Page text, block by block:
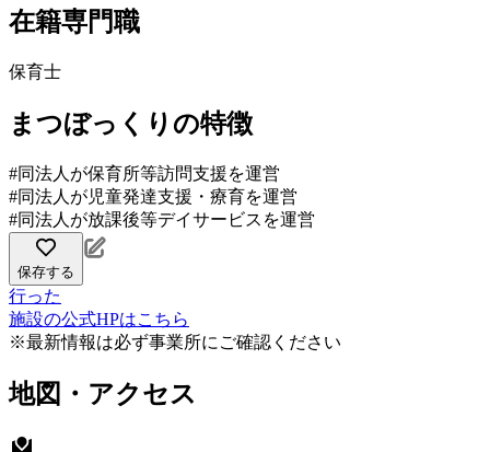
在籍専門職
保育士
まつぼっくりの特徴
#同法人が保育所等訪問支援を運営
#同法人が児童発達支援・療育を運営
#同法人が放課後等デイサービスを運営
保存する
行った
施設の公式HPはこちら
※最新情報は必ず事業所にご確認ください
地図・アクセス